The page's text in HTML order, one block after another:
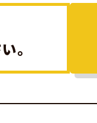
。